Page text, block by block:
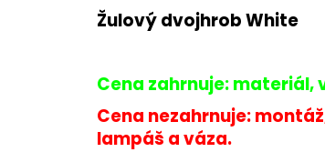
z
5
Žulový dvojhrob White
Cena zahrnuje: materiál,
Cena nezahrnuje:
lampáš a váza.